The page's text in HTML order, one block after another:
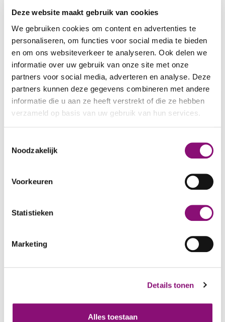
Deze website maakt gebruik van cookies
We gebruiken cookies om content en advertenties te
personaliseren, om functies voor social media te bieden
en om ons websiteverkeer te analyseren. Ook delen we
informatie over uw gebruik van onze site met onze
partners voor social media, adverteren en analyse. Deze
partners kunnen deze gegevens combineren met andere
informatie die u aan ze heeft verstrekt of die ze hebben
verzameld op basis van uw gebruik van hun services.
kunnen ontvangen en verwerken.
Noodzakelijk
Voorkeuren
Statistieken
Marketing
Details tonen
Alles toestaan
Ambulant Ronde Venen
Ambulant Utrecht
Ameland
Arbeidsgroep De Elleboog: zeepmakerij
Art & Hart